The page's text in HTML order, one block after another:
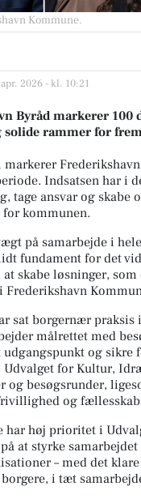
Kommune.
2026 - kl. 10:21
Byråd markerer 100
solide rammer for
Indsatsen har i
tage ansvar og skabe
kommunen.
på samarbejde i
fundament for det
at skabe løsninger,
Frederikshavn
sat borgernær
målrettet med
og sikre
Udvalget for Kultur,
og besøgsrunder,
og
har høj prioritet i
at styrke
– med det
i tæt